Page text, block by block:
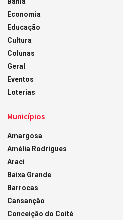
Economia
Educação
Cultura
Colunas
Geral
Eventos
Loterias
Municípios
Amargosa
Amélia Rodrigues
Araci
Baixa Grande
Barrocas
Cansanção
Conceição do Coité